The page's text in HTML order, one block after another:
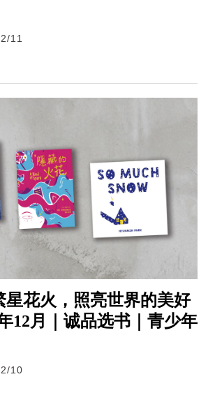
11
星花火，照亮世界的美好
12月｜诚品选书｜青少年
10